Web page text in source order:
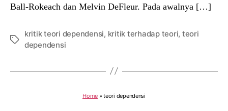
Ball-Rokeach dan Melvin DeFleur. Pada awalnya […]
Tags
kritik teori dependensi, kritik terhadap teori, teori
dependensi
Home »teori dependensi